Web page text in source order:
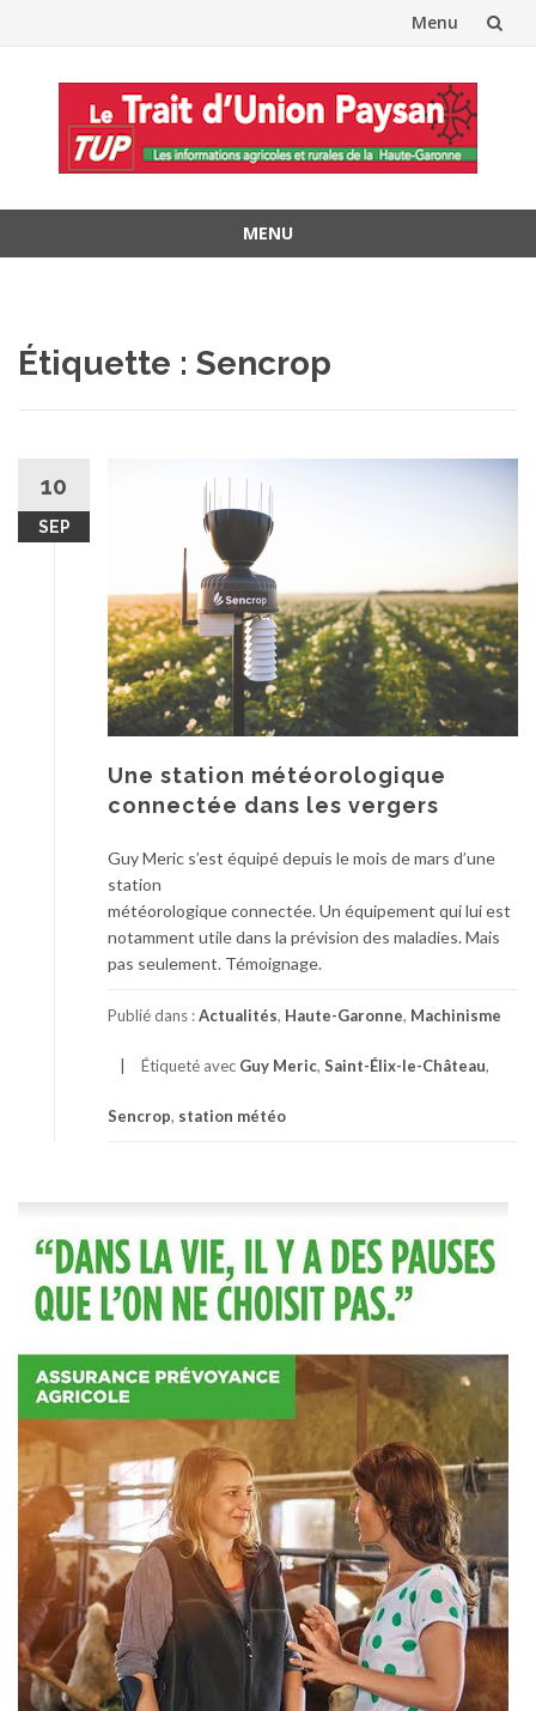
Menu
contenu
MENU
Étiquette : Sencrop
10
SEP
Une station météorologique
connectée dans les vergers
Guy Meric s’est équipé depuis le mois de mars d’une
station
météorologique connectée. Un équipement qui lui est
notamment utile dans la prévision des maladies. Mais
pas seulement. Témoignage.
Publié dans :Actualités, Haute-Garonne, Machinisme
Étiqueté avec Guy Meric, Saint-Élix-le-Château,
Sencrop, station météo